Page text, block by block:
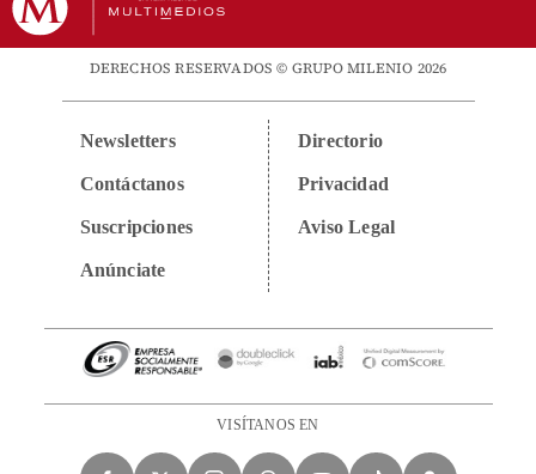
DERECHOS RESERVADOS © GRUPO MILENIO 2026
Newsletters
Contáctanos
Suscripciones
Anúnciate
Directorio
Privacidad
Aviso Legal
VISÍTANOS EN